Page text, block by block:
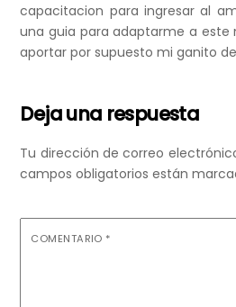
capacitacion para ingresar al
una guia para adaptarme a este
aportar por supuesto mi ganito
Deja una respuesta
Tu dirección de correo
campos obligatorios están
COMENTARIO *